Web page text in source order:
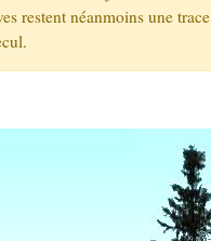
restent néanmoins une